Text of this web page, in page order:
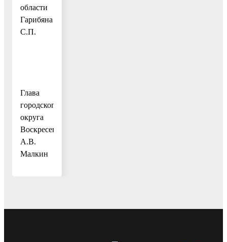
области
Гарибяна
С.П.
Глава
городского
округа
Воскресенск
А.В.
Малкин